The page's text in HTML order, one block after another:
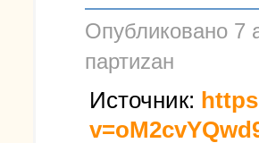
Опубликовано 7
партиzан
Источник: